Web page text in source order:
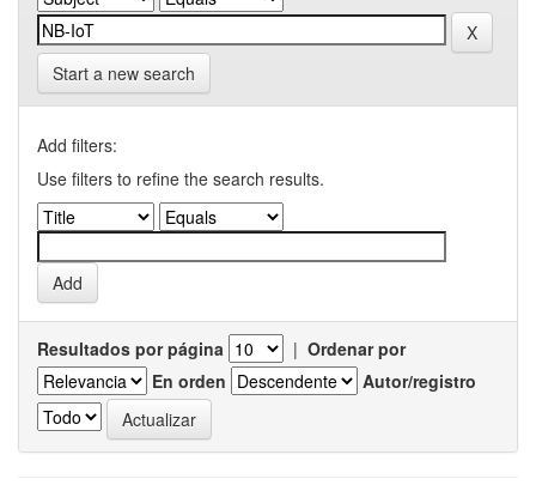
Start a new search
Add filters:
Use filters to refine the search results.
Resultados por página | Ordenar por
En orden
Autor/registro